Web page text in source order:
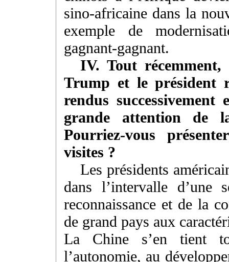
sino-africaine dans la
exemple de
gagnant-gagnant.
IV. Tout
Trump et le président
rendus
grande attention de
Pourriez-vous
visites ?
Les présidents
dans l’intervalle d’une
reconnaissance et de la
de grand pays aux
La Chine s’en tient
l’autonomie, au